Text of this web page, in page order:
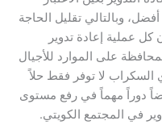
وبالتالي تقليل الحاجة
عملية إعادة تدوير
على الموارد للأجيال
لا توفر فقط حلاً
دوراً مهماً في رفع مستوى
في المجتمع الكويتي.